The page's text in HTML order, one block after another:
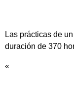
Las prácticas de
duración de 370
«